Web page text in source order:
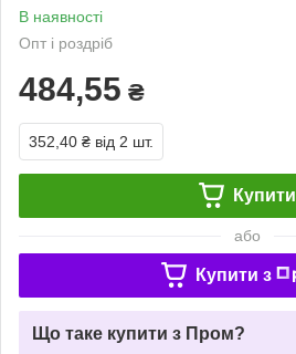
В наявності
Опт і роздріб
484,55 ₴
352,40 ₴ від 2 шт.
Купити
або
Купити з
Що таке купити з Пром?